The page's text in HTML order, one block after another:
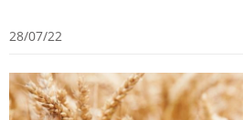
28/07/22